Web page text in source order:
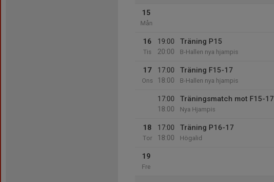
15
Mån
16
Tis
19:00
20:00
Träning P15
B-Hallen nya hjampis
17
Ons
17:00
18:00
Träning F15-17
B-Hallen nya hjampis
17:00
18:00
Träningsmatch mot F15-17
Nya Hjampis
18
Tor
17:00
18:00
Träning P16-17
Högalid
19
Fre